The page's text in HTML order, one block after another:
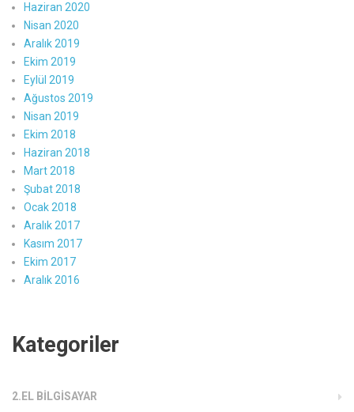
Haziran 2020
Nisan 2020
Aralık 2019
Ekim 2019
Eylül 2019
Ağustos 2019
Nisan 2019
Ekim 2018
Haziran 2018
Mart 2018
Şubat 2018
Ocak 2018
Aralık 2017
Kasım 2017
Ekim 2017
Aralık 2016
Kategoriler
2.EL BILGISAYAR